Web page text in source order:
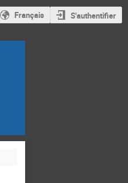
Français S'authentifier